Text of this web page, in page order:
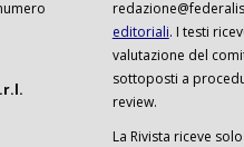
editoriali. I testi
valutazione del
sottoposti a
review.
La Rivista riceve